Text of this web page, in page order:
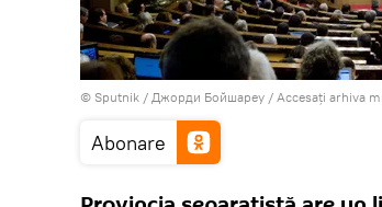
© Sputnik / Джорди Бойшареу / Accesați arhiva
Abonare